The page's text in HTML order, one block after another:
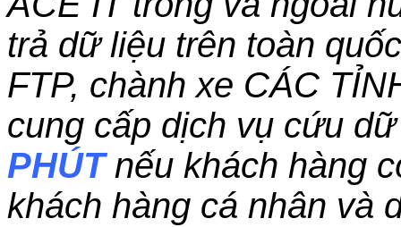
trả dữ liệu trên toàn
FTP, chành xe CÁC
cung cấp dịch vụ cứu
PHÚTnếu khách hàng
khách hàng cá nhân và